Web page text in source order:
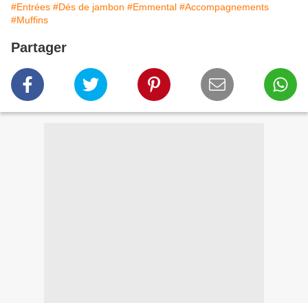
#Entrées #Dés de jambon #Emmental #Accompagnements
#Muffins
Partager